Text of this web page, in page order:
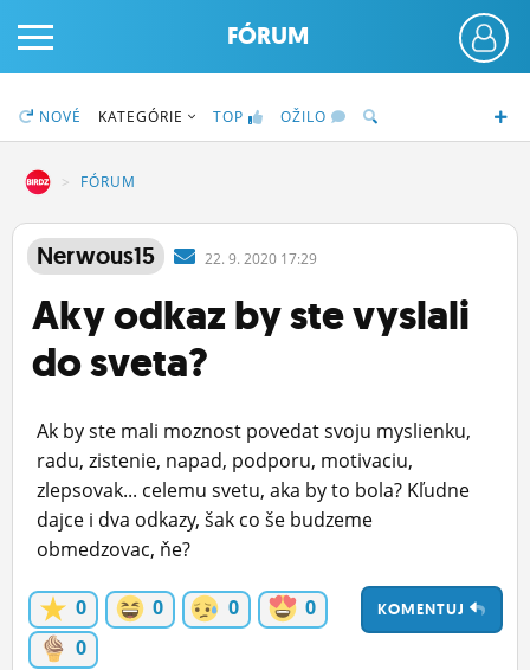
PRIHLÁS SA
ČINŽIAK
FÓRUM
BLOGY
OBRÁZKY
ĽUDIA
MÔJ PROFIL
NASTAVENIA
FÓRUM
NOVÉ KATEGÓRIE TOP OŽILO
FÓRUM
Nerwous15 22. 9. 2020 17:29
Aky odkaz by ste vyslali
do sveta?
Ak by ste mali moznost povedat svoju myslienku,
radu, zistenie, napad, podporu, motivaciu,
zlepsovak... celemu svetu, aka by to bola? Kľudne
dajce i dva odkazy, šak co še budzeme
obmedzovac, ňe?
KOMENTUJ
0 0 0
0
0